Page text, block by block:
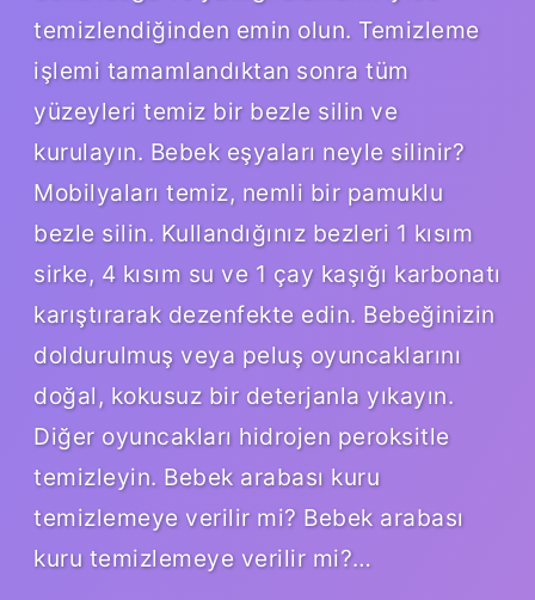
temizlendiğinden emin olun. Temizleme
işlemi tamamlandıktan sonra tüm
yüzeyleri temiz bir bezle silin ve
kurulayın. Bebek eşyaları neyle silinir?
Mobilyaları temiz, nemli bir pamuklu
bezle silin. Kullandığınız bezleri 1 kısım
sirke, 4 kısım su ve 1 çay kaşığı karbonatı
karıştırarak dezenfekte edin. Bebeğinizin
doldurulmuş veya peluş oyuncaklarını
doğal, kokusuz bir deterjanla yıkayın.
Diğer oyuncakları hidrojen peroksitle
temizleyin. Bebek arabası kuru
temizlemeye verilir mi? Bebek arabası
kuru temizlemeye verilir mi?…